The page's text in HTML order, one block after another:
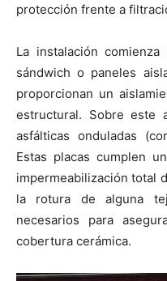
protección frente a
La instalación
sándwich o paneles
proporcionan un
estructural. Sobre este
asfálticas onduladas
Estas placas cumplen
impermeabilización total
la rotura de alguna
necesarios para
cobertura cerámica.